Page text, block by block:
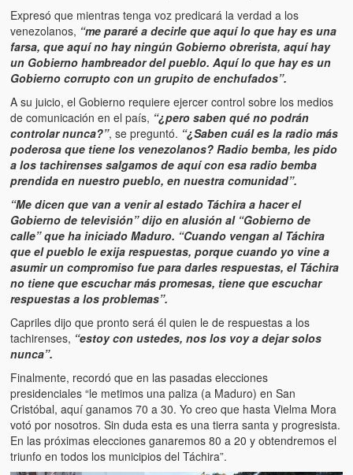
Expresó que mientras tenga voz predicará la verdad a los
venezolanos, “me pararé a decirle que aquí lo que hay es una
farsa, que aquí no hay ningún Gobierno obrerista, aquí hay
un Gobierno hambreador del pueblo. Aquí lo que hay es un
Gobierno corrupto con un grupito de enchufados”.
A su juicio, el Gobierno requiere ejercer control sobre los medios
de comunicación en el país, “¿pero saben qué no podrán
controlar nunca?”, se preguntó. “¿Saben cuál es la radio más
poderosa que tiene los venezolanos? Radio bemba, les pido
a los tachirenses salgamos de aquí con esa radio bemba
prendida en nuestro pueblo, en nuestra comunidad”.
“Me dicen que van a venir al estado Táchira a hacer el
Gobierno de televisión” dijo en alusión al “Gobierno de
calle” que ha iniciado Maduro. “Cuando vengan al Táchira
que el pueblo le exija respuestas, porque cuando yo vine a
asumir un compromiso fue para darles respuestas, el Táchira
no tiene que escuchar más promesas, tiene que escuchar
respuestas a los problemas”.
Capriles dijo que pronto será él quien le de respuestas a los
tachirenses, “estoy con ustedes, nos los voy a dejar solos
nunca”.
Finalmente, recordó que en las pasadas elecciones
presidenciales “le metimos una paliza (a Maduro) en San
Cristóbal, aquí ganamos 70 a 30. Yo creo que hasta Vielma Mora
votó por nosotros. Sin duda esta es una tierra santa y progresista.
En las próximas elecciones ganaremos 80 a 20 y obtendremos el
triunfo en todos los municipios del Táchira”.